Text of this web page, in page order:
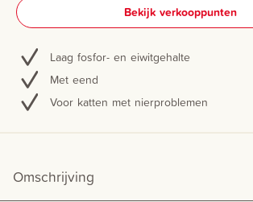
Bekijk verkooppunten
Laag fosfor- en eiwitgehalte
Met eend
Voor katten met nierproblemen
Omschrijving